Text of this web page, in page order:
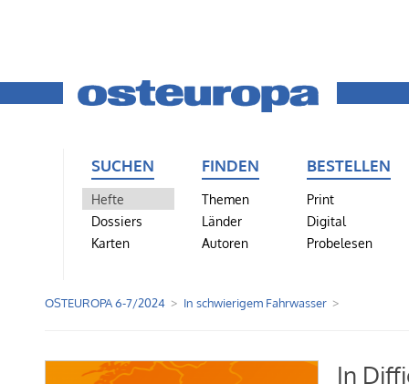
SUCHEN
Hefte
Dossiers
Karten
FINDEN
Themen
Länder
Autoren
BESTELLEN
Print
Digital
Probelesen
OSTEUROPA 6-7/2024 In schwierigem Fahrwasser
In